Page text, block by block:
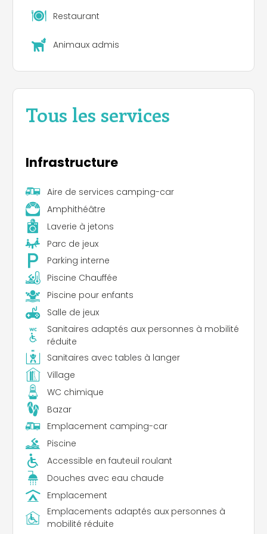
Vous pourrez découvrir Roquebrune-sur-Argens
embarquer pour les îles de Lérins ou l’île de
Porquerolles.
Restaurant
Animaux admis
Tous les services
Infrastructure
Aire de services camping-car
Amphithéâtre
Laverie à jetons
Parc de jeux
Parking interne
Piscine Chauffée
Piscine pour enfants
Salle de jeux
Sanitaires adaptés aux personnes à mobilité
réduite
Sanitaires avec tables à langer
Village
WC chimique
Bazar
Emplacement camping-car
Piscine
Accessible en fauteuil roulant
Douches avec eau chaude
Emplacement
Emplacements adaptés aux personnes à
mobilité réduite